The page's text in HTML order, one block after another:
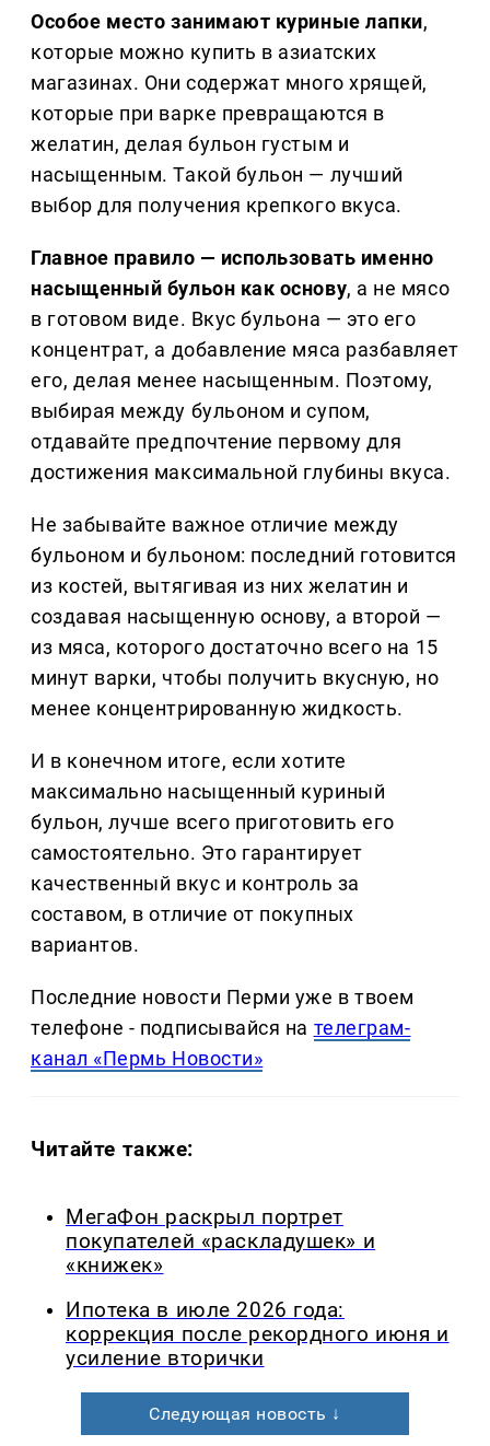
Особое место занимают куриные лапки,
которые можно купить в азиатских
магазинах. Они содержат много хрящей,
которые при варке превращаются в
желатин, делая бульон густым и
насыщенным. Такой бульон — лучший
выбор для получения крепкого вкуса.
Главное правило — использовать именно
насыщенный бульон как основу, а не мясо
в готовом виде. Вкус бульона — это его
концентрат, а добавление мяса разбавляет
его, делая менее насыщенным. Поэтому,
выбирая между бульоном и супом,
отдавайте предпочтение первому для
достижения максимальной глубины вкуса.
Не забывайте важное отличие между
бульоном и бульоном: последний готовится
из костей, вытягивая из них желатин и
создавая насыщенную основу, а второй —
из мяса, которого достаточно всего на 15
минут варки, чтобы получить вкусную, но
менее концентрированную жидкость.
И в конечном итоге, если хотите
максимально насыщенный куриный
бульон, лучше всего приготовить его
самостоятельно. Это гарантирует
качественный вкус и контроль за
составом, в отличие от покупных
вариантов.
Последние новости Перми уже в твоем
телефоне - подписывайся на телеграм-
канал «Пермь Новости»
Читайте также:
МегаФон раскрыл портрет
покупателей «раскладушек» и
«книжек»
Ипотека в июле 2026 года:
коррекция после рекордного июня и
усиление вторички
Следующая новость ↓